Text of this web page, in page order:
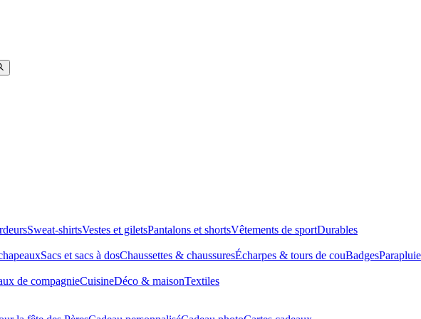
Sweat-shirtsVestes et giletsPantalons et shortsVêtements de sportDurables
Sacs et sacs à dosChaussettes & chaussuresÉcharpes & tours de couBadges
de compagnieCuisineDéco & maisonTextiles